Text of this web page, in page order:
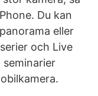
Du kan
eller
och Live